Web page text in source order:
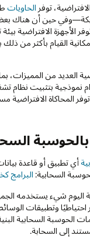
توفر الحاويات
حين أن هناك
الأجهزة الافتراضية
القيام بأكثر من
العديد من
المحاكاة الافتراضية
أي تطبيق أو قاعدة
السحابية: البرامج
اليوم شيء يستخدمه
احتياطيًا وتطبيقات
إلى السحابة.